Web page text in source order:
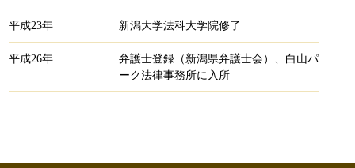
平成23年 新潟大学法科大学院修了
平成26年
弁護士登録（新潟県弁護士会）、白山パ
ーク法律事務所に入所